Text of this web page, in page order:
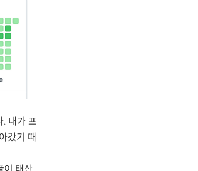
내가 프
갔기 때
이 태산